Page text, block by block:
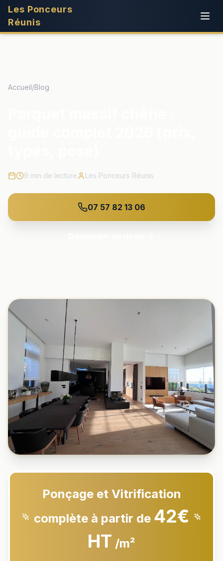
Les Ponceurs
Réunis
Accueil/Blog
9 min de lecture Les Ponceurs Réunis
07 57 82 13 06
Ponçage et Vitrification
complète à partir de 42€
HT /m²